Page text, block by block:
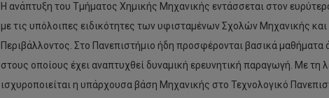
Η ανάπτυξη του Τμήματος Χημικής Μηχανικής εντάσσεται στον
με τις υπόλοιπες ειδικότητες των υφισταμένων Σχολών Μηχανικής
Περιβάλλοντος. Στο Πανεπιστήμιο ήδη προσφέρονται βασικά
στους οποίους έχει αναπτυχθεί δυναμική ερευνητική παραγωγή. Με τη
ισχυροποιείται η υπάρχουσα βάση Μηχανικής στο Τεχνολογικό
‘Πράσινο’
φως
για
Βραβεία
στα
Environmental
Awards
και